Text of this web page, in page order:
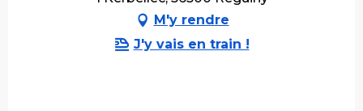
M'y rendre
J'y vais en train !